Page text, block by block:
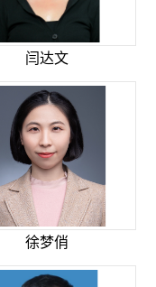
闫达文
徐梦俏